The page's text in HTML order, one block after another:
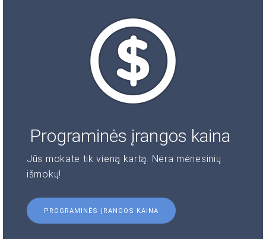
Programinės įrangos kaina
Jūs mokate tik vieną kartą. Nėra mėnesinių
išmokų!
PROGRAMINĖS ĮRANGOS KAINA